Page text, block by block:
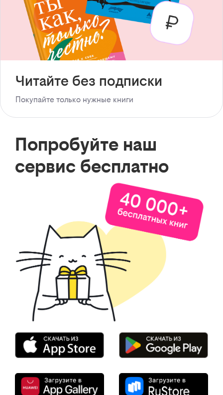
Читайте без подписки
Покупайте только нужные книги
Попробуйте наш
сервис бесплатно